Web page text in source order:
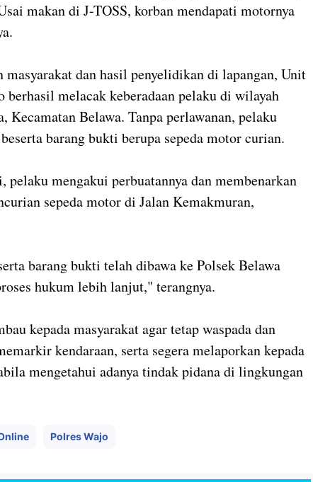
makan di J-TOSS, korban mendapati motornya
masyarakat dan hasil penyelidikan di lapangan, Unit
berhasil melacak keberadaan pelaku di wilayah
Kecamatan Belawa. Tanpa perlawanan, pelaku
barang bukti berupa sepeda motor curian.
mengakui perbuatannya dan membenarkan
sepeda motor di Jalan Kemakmuran,
barang bukti telah dibawa ke Polsek Belawa
hukum lebih lanjut," terangnya.
kepada masyarakat agar tetap waspada dan
kendaraan, serta segera melaporkan kepada
mengetahui adanya tindak pidana di lingkungan
Polres Wajo